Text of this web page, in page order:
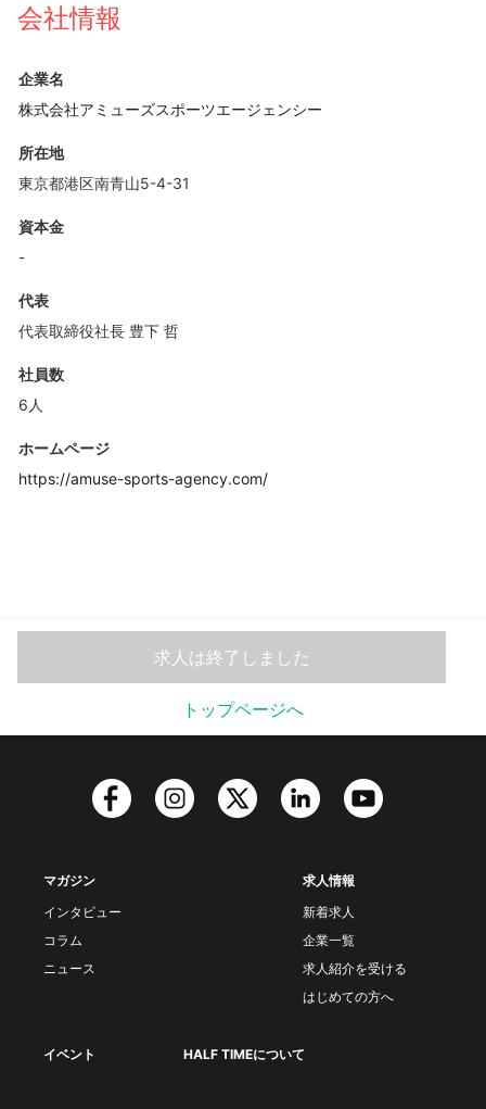
会社情報
企業名
株式会社アミューズスポーツエージェンシー
所在地
東京都港区南青山5-4-31
資本金
-
代表
代表取締役社長 豊下 哲
社員数
6人
ホームページ
https://amuse-sports-agency.com/
求人は終了しました
トップページへ
マガジン
インタビュー
コラム
ニュース
求人情報
新着求人
企業一覧
求人紹介を受ける
はじめての方へ
イベント HALF TIMEについて